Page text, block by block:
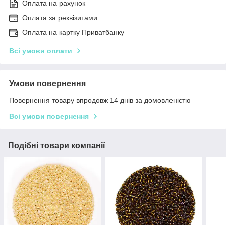
Оплата на рахунок
Оплата за реквізитами
Оплата на картку Приватбанку
Всі умови оплати
Умови повернення
Повернення товару впродовж 14 днів за домовленістю
Всі умови повернення
Подібні товари компанії